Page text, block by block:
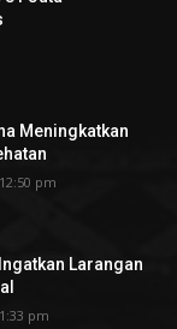
Meningkatkan
pm
Larangan
pm